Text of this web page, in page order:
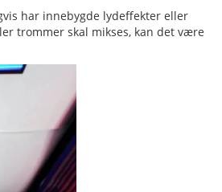
har innebygde lydeffekter eller
trommer skal mikses, kan det være